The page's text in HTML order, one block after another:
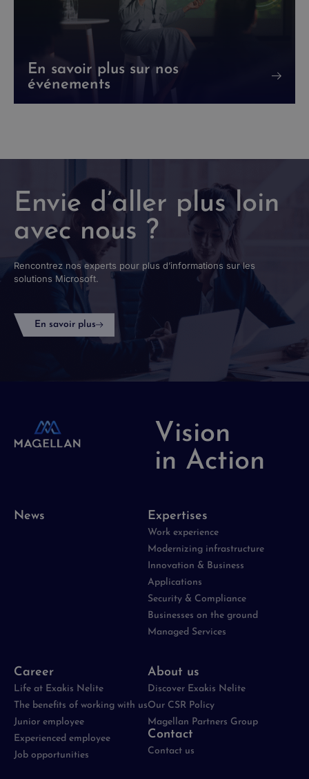
En savoir plus sur nos
événements
Envie d’aller plus loin
avec nous ?
Rencontrez nos experts pour plus d’informations sur les
solutions Microsoft.
En savoir plus
Vision
in Action
News Expertises
Work experience
Modernizing infrastructure
Innovation & Business
Applications
Security & Compliance
Businesses on the ground
Managed Services
Career
Life at Exakis Nelite
The benefits of working with us
Junior employee
Experienced employee
Job opportunities
About us
Discover Exakis Nelite
Our CSR Policy
Magellan Partners Group
Contact
Contact us